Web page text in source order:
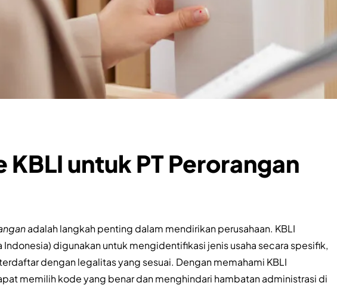
untuk PT Perorangan
adalah langkah penting dalam mendirikan perusahaan. KBLI
Indonesia) digunakan untuk mengidentifikasi jenis usaha secara spesifik,
dengan legalitas yang sesuai. Dengan memahami KBLI
memilih kode yang benar dan menghindari hambatan administrasi di